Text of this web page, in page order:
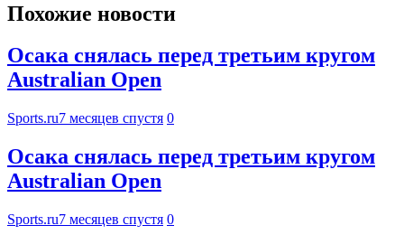
Похожие новости
Осака снялась перед третьим кругом
Australian Open
Sports.ru7 месяцев спустя 0
Осака снялась перед третьим кругом
Australian Open
Sports.ru7 месяцев спустя 0